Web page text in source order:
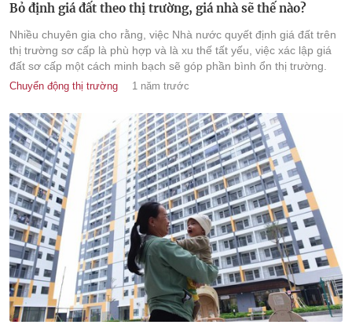
Bỏ định giá đất theo thị trường, giá nhà sẽ thế nào?
Nhiều chuyên gia cho rằng, việc Nhà nước quyết định giá đất trên
thị trường sơ cấp là phù hợp và là xu thế tất yếu, việc xác lập giá
đất sơ cấp một cách minh bạch sẽ góp phần bình ổn thị trường.
Chuyển động thị trường 1 năm trước